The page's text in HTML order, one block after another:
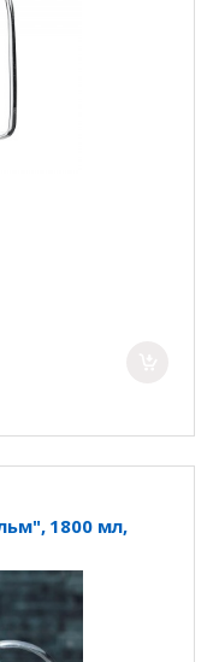
1800 мл,